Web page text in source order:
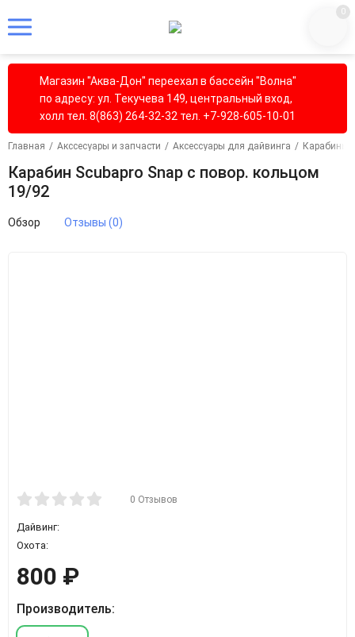
0
Магазин "Аква-Дон" переехал в бассейн "Волна"
по адресу: ул. Текучева 149, центральный вход,
холл тел. 8(863) 264-32-32 тел. +7-928-605-10-01
Главная / Акссесуары и запчасти / Аксессуары для дайвинга / Карабины
Карабин Scubapro Snap c повор. кольцом
19/92
Обзор Отзывы (0)
0 Отзывов
Дайвинг:
Охота:
800 ₽
Производитель: